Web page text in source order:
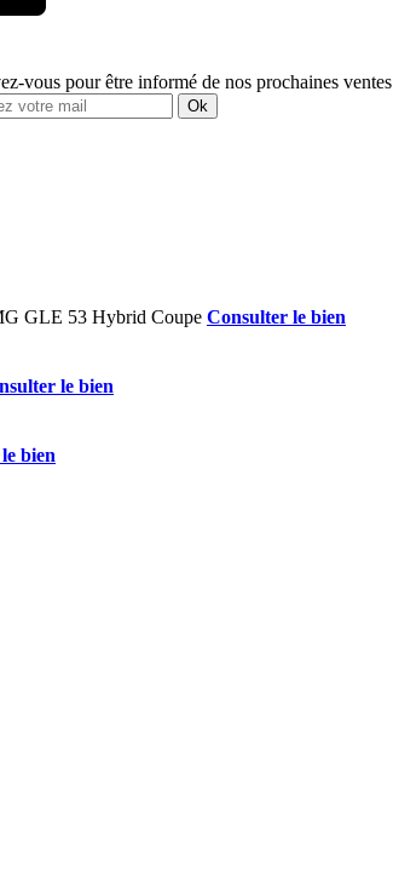
vous pour être informé de nos prochaines ventes
Ok
Consulter le bien
le bien
bien